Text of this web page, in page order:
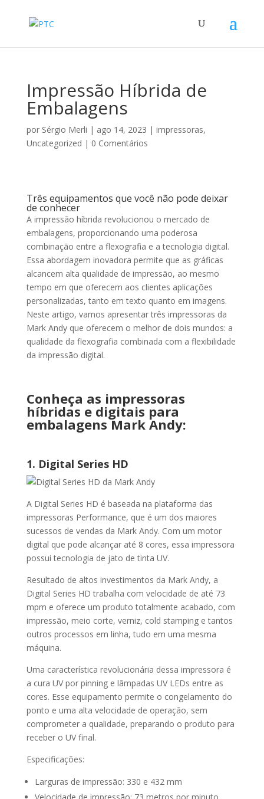
Impressão Híbrida de
Embalagens
por Sérgio Merli | ago 14, 2023 | impressoras,
Uncategorized | 0 Comentários
Três equipamentos que você não pode deixar
de conhecer
A impressão híbrida revolucionou o mercado de
embalagens, proporcionando uma poderosa
combinação entre a flexografia e a tecnologia digital.
Essa abordagem inovadora permite que as gráficas
alcancem alta qualidade de impressão, ao mesmo
tempo em que oferecem aos clientes aplicações
personalizadas, tanto em texto quanto em imagens.
Neste artigo, vamos apresentar três impressoras da
Mark Andy que oferecem o melhor de dois mundos: a
qualidade da flexografia combinada com a flexibilidade
da impressão digital.
Conheça as impressoras
híbridas e digitais para
embalagens Mark Andy:
1. Digital Series HD
A Digital Series HD é baseada na plataforma das
impressoras Performance, que é um dos maiores
sucessos de vendas da Mark Andy. Com um motor
digital que pode alcançar até 8 cores, essa impressora
possui tecnologia de jato de tinta UV.
Resultado de altos investimentos da Mark Andy, a
Digital Series HD trabalha com velocidade de até 73
mpm e oferece um produto totalmente acabado, com
impressão, meio corte, verniz, cold stamping e tantos
outros processos em linha, tudo em uma mesma
máquina.
Uma característica revolucionária dessa impressora é
a cura UV por pinning e lâmpadas UV LEDs entre as
cores. Esse equipamento permite o congelamento do
ponto e uma alta velocidade de operação, sem
comprometer a qualidade, preparando o produto para
receber o UV final.
Especificações:
Larguras de impressão: 330 e 432 mm